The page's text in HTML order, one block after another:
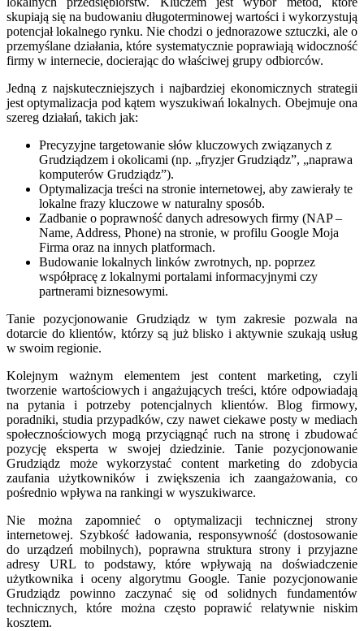
skupiają się na budowaniu długoterminowej wartości i wykorzystują
potencjał lokalnego rynku. Nie chodzi o jednorazowe sztuczki, ale o
przemyślane działania, które systematycznie poprawiają widoczność
firmy w internecie, docierając do właściwej grupy odbiorców.
Jedną z najskuteczniejszych i najbardziej ekonomicznych strategii
jest optymalizacja pod kątem wyszukiwań lokalnych. Obejmuje ona
szereg działań, takich jak:
Precyzyjne targetowanie słów kluczowych związanych z
Grudziądzem i okolicami (np. „fryzjer Grudziądz”, „naprawa
komputerów Grudziądz”).
Optymalizacja treści na stronie internetowej, aby zawierały te
lokalne frazy kluczowe w naturalny sposób.
Zadbanie o poprawność danych adresowych firmy (NAP –
Name, Address, Phone) na stronie, w profilu Google Moja
Firma oraz na innych platformach.
Budowanie lokalnych linków zwrotnych, np. poprzez
współpracę z lokalnymi portalami informacyjnymi czy
partnerami biznesowymi.
Tanie pozycjonowanie Grudziądz w tym zakresie pozwala na
dotarcie do klientów, którzy są już blisko i aktywnie szukają usług
w swoim regionie.
Kolejnym ważnym elementem jest content marketing, czyli
tworzenie wartościowych i angażujących treści, które odpowiadają
na pytania i potrzeby potencjalnych klientów. Blog firmowy,
poradniki, studia przypadków, czy nawet ciekawe posty w mediach
społecznościowych mogą przyciągnąć ruch na stronę i zbudować
pozycję eksperta w swojej dziedzinie. Tanie pozycjonowanie
Grudziądz może wykorzystać content marketing do zdobycia
zaufania użytkowników i zwiększenia ich zaangażowania, co
pośrednio wpływa na rankingi w wyszukiwarce.
Nie można zapomnieć o optymalizacji technicznej strony
internetowej. Szybkość ładowania, responsywność (dostosowanie
do urządzeń mobilnych), poprawna struktura strony i przyjazne
adresy URL to podstawy, które wpływają na doświadczenie
użytkownika i oceny algorytmu Google. Tanie pozycjonowanie
Grudziądz powinno zaczynać się od solidnych fundamentów
technicznych, które można często poprawić relatywnie niskim
kosztem.